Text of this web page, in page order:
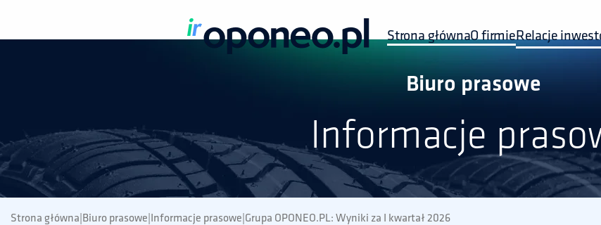
Strona głównaO firmieRelacje
Biuro prasowe
Informacje
Strona główna|Biuro prasowe|Informacje prasowe|Grupa OPONEO.PL: Wyniki za I kwartał 2026